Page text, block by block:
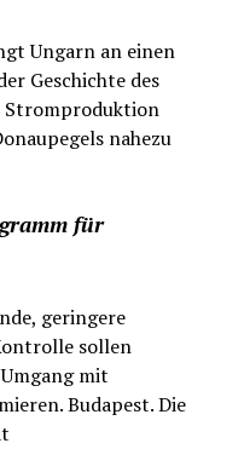
Ungarn an einen
Geschichte des
Stromproduktion
nahezu
für
geringere
sollen
mit
Budapest. Die